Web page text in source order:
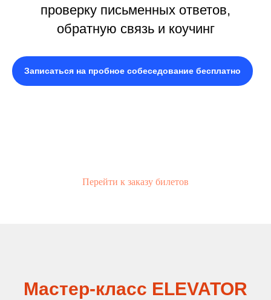
проверку письменных ответов,
обратную связь и коучинг
Записаться на пробное собеседование бесплатно
Перейти к заказу билетов
Мастер-класс ELEVATOR